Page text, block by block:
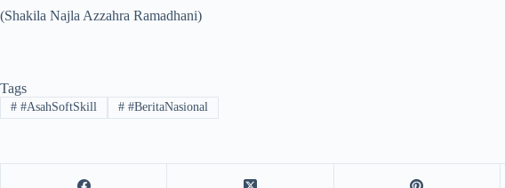
(Shakila Najla Azzahra Ramadhani)
Tags
##AsahSoftSkill ##BeritaNasional